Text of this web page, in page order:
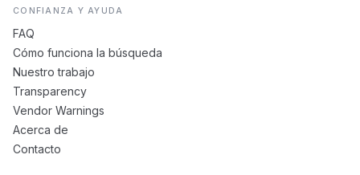
CONFIANZA Y AYUDA
FAQ
Cómo funciona la búsqueda
Nuestro trabajo
Transparency
Vendor Warnings
Acerca de
Contacto